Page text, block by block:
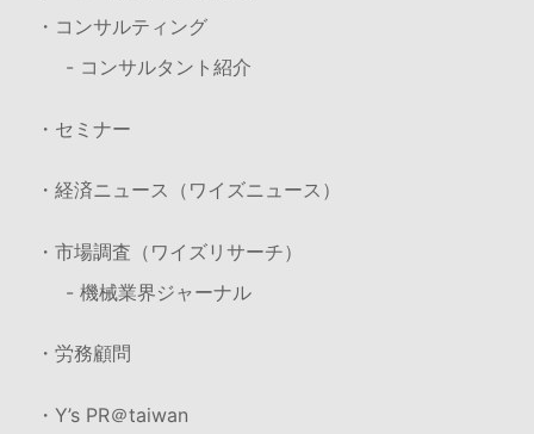
・コンサルティング
- コンサルタント紹介
・セミナー
・経済ニュース（ワイズニュース）
・市場調査（ワイズリサーチ）
- 機械業界ジャーナル
・労務顧問
・Y’s PR＠taiwan